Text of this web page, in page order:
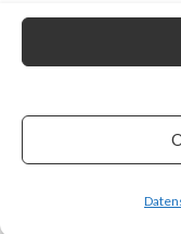
wild.
patches
made